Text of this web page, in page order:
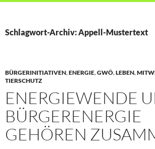
Schlagwort-Archiv: Appell-Mustertext
BÜRGERINITIATIVEN,ENERGIE,GWÖ,LEBEN,
TIERSCHUTZ
ENERGIEWENDE
BÜRGERENERGIE
GEHÖREN